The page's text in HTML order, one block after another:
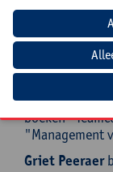
Geert
directeur in
boeken
"Management
Griet Peeraer